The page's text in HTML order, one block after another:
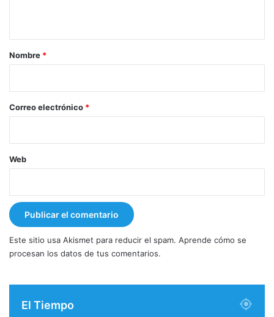
r
*
Nombre *
Correo electrónico *
Web
Este sitio usa Akismet para reducir el spam. Aprende cómo se
procesan los datos de tus comentarios.
El Tiempo